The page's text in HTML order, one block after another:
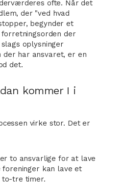
ofte. Når det
der "ved hvad
begynder et
der
oplysninger
der har ansvaret, er en
det.
kommer I i
virke stor. Det er
to ansvarlige for at lave
kan lave et
to-tre timer.